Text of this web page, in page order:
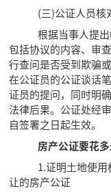
(三)公证人员核对
根据当事人提出
包括协议的内容、审
行查问是否受到欺骗
在公证员的公证谈话
证员的提问，同时明
法律后果。公证处经
自签署之日起生效。
房产公证要花多
1.证明土地使用
让的房产公证